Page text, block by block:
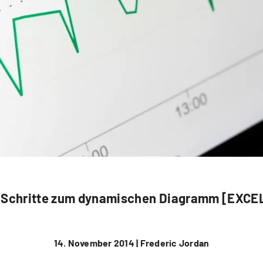
zum dynamischen Diagramm
14. November 2014 | Frederic Jordan